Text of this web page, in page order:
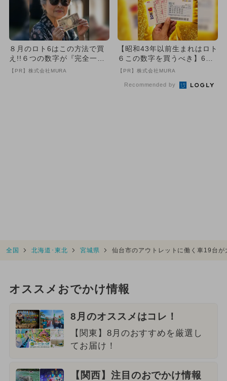
８月のロト6はこの方法で買
え!!６つの数字が『完全一
致』する方法
【PR】株式会社MURA
【昭和43年以前生まれはロト
６この数字を買うべき】6つ
の数字が「完全一致」する
【PR】株式会社MURA
Recommended by
全国 北海道･東北 宮城県 仙台市のアウトレットに働く車19台
オススメおでかけ情報
8月のオススメはコレ！
【関東】8月のおすすめを厳選し
てお届け！
【関西】注目のおでかけ情報